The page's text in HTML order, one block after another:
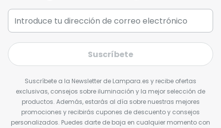
Suscríbete
Suscríbete a la Newsletter de Lampara.es y recibe ofertas
exclusivas, consejos sobre iluminación y la mejor selección de
productos. Además, estarás al día sobre nuestras mejores
promociones y recibirás cupones de descuento y consejos
personalizados. Puedes darte de baja en cualquier momento con